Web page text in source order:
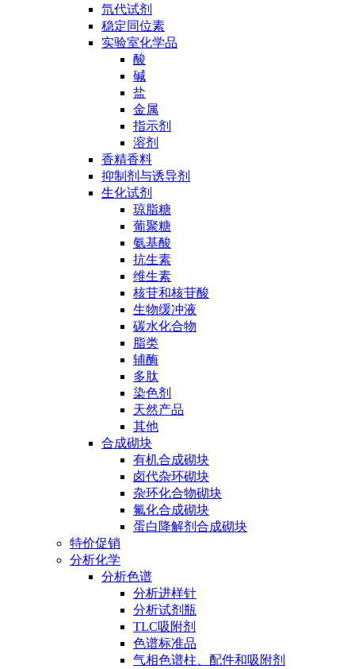
氘代试剂
稳定同位素
实验室化学品
酸
碱
盐
金属
指示剂
溶剂
香精香料
抑制剂与诱导剂
生化试剂
琼脂糖
葡聚糖
氨基酸
抗生素
维生素
核苷和核苷酸
生物缓冲液
碳水化合物
脂类
辅酶
多肽
染色剂
天然产品
其他
合成砌块
有机合成砌块
卤代杂环砌块
杂环化合物砌块
氟化合成砌块
蛋白降解剂合成砌块
特价促销
分析化学
分析色谱
分析进样针
分析试剂瓶
TLC吸附剂
色谱标准品
气相色谱柱、配件和吸附剂